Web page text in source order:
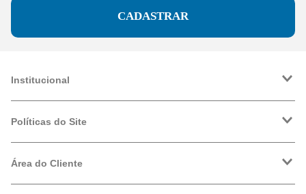
CADASTRAR
Institucional
Trabalhe Conosco
Políticas do Site
Política de Privacidade
Área do Cliente